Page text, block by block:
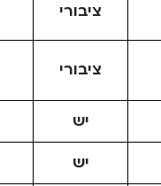
ציבורי
ציבורי
יש
יש